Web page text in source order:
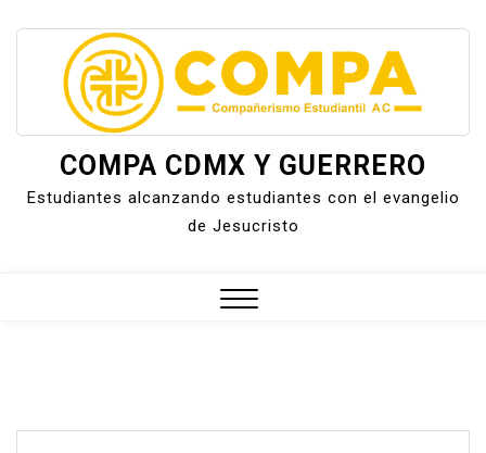
Skip
COMPA CDMX Y GUERRERO
Estudiantes alcanzando estudiantes con el evangelio
de Jesucristo